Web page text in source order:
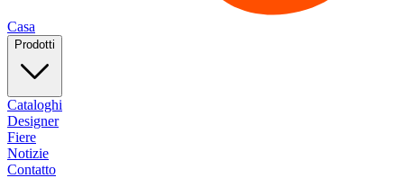
Casa
Prodotti
Cataloghi
Designer
Fiere
Notizie
Contatto